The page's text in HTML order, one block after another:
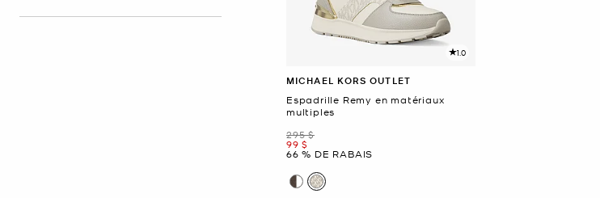
1.0
MICHAEL KORS OUTLET
Espadrille Remy en matériaux
multiples
était
295 $
maintenant
99 $
66 % DE RABAIS